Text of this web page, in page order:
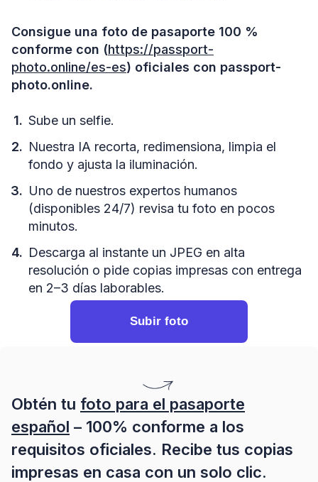
Consigue una foto de pasaporte 100 %
conforme con (https://passport-
photo.online/es-es) oficiales con passport-
photo.online.
Sube un selfie.
Nuestra IA recorta, redimensiona, limpia el
fondo y ajusta la iluminación.
Uno de nuestros expertos humanos
(disponibles 24/7) revisa tu foto en pocos
minutos.
Descarga al instante un JPEG en alta
resolución o pide copias impresas con entrega
en 2–3 días laborables.
Subir foto
Obtén tu foto para el pasaporte
español – 100% conforme a los
requisitos oficiales. Recibe tus copias
impresas en casa con un solo clic.